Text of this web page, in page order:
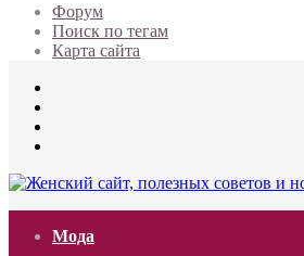
Форум
Поиск по тегам
Карта сайта
Мода